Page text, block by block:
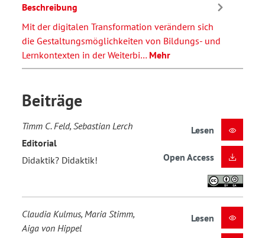
Beschreibung
Mit der digitalen Transformation verändern sich
die Gestaltungsmöglichkeiten von Bildungs- und
Lernkontexten in der Weiterbi… Mehr
Beiträge
Timm C. Feld, Sebastian Lerch
Editorial
Didaktik? Didaktik!
Lesen
Open Access
Claudia Kulmus, Maria Stimm,
Aiga von Hippel
Lesen